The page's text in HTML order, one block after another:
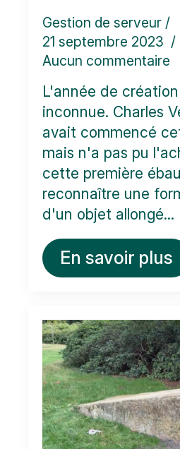
Gestion de serveur
21 septembre 2023
Aucun commentaire
L'année de
inconnue. Charles
avait commencé
mais n'a pas pu
cette première
reconnaître une
d'un objet allongé...
En savoir plus